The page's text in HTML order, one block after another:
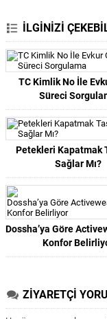
İLGİNİZİ
TC Kimlik No İle
Süreci
Petekleri Kapatmak
Sağlar Mı?
Dossha’ya Göre
Konfor
ZİYARETÇİ